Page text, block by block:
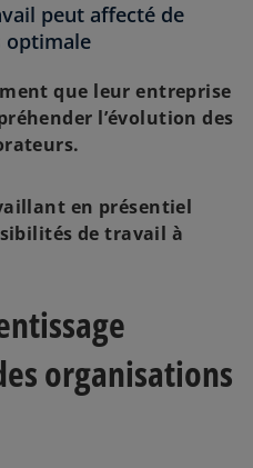
peut affecté de
optimale
que leur entreprise
l’évolution des
en présentiel
de travail à
organisations